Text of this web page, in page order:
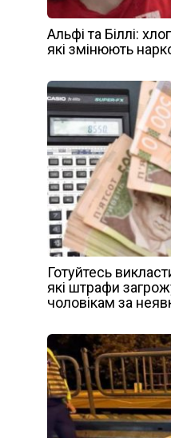
Альфі та Біллі:
які змінюють
Готуйтесь
які штрафи
чоловікам за